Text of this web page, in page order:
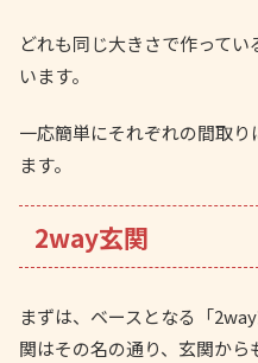
どれも同じ大きさで作って
います。
一応簡単にそれぞれの間取
ます。
2way玄関
まずは、ベースとなる「
関はその名の通り、玄関か